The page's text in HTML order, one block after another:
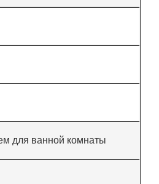
для ванной комнаты